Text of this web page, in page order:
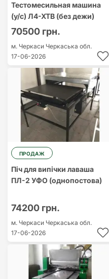
Тестомесильная машина
(у/с) Л4-ХТВ (без дежи)
70500 грн.
м. Черкаси Черкаська обл.
17-06-2026
ПРОДАЖ
Піч для випічки лаваша
ПЛ-2 УФО (однопостова)
74200 грн.
м. Черкаси Черкаська обл.
17-06-2026